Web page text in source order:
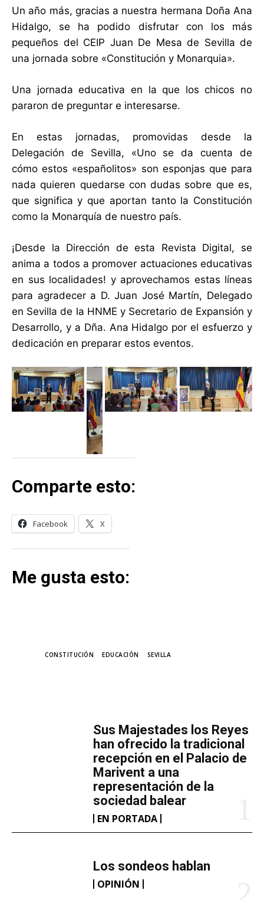
​Sus Majestades los Reyes
han ofrecido la tradicional
recepción en el Palacio de
Marivent​ a una
representación de la
sociedad balear
EN PORTADA
Los sondeos hablan
OPINIÓN
Un año más, gracias a nuestra hermana Doña Ana
Hidalgo, se ha podido disfrutar con los más
pequeños del CEIP Juan De Mesa de Sevilla de
una jornada sobre «Constitución y Monarquia».
Una jornada educativa en la que los chicos no
pararon de preguntar e interesarse.
En estas jornadas, promovidas desde la
Delegación de Sevilla, «Uno se da cuenta de
cómo estos «españolitos» son esponjas que para
nada quieren quedarse con dudas sobre que es,
que significa y que aportan tanto la Constitución
como la Monarquía de nuestro país.
¡Desde la Dirección de esta Revista Digital, se
anima a todos a promover actuaciones educativas
en sus localidades! y aprovechamos estas líneas
para agradecer a D. Juan José Martín, Delegado
en Sevilla de la HNME y Secretario de Expansión y
Desarrollo, y a Dña. Ana Hidalgo por el esfuerzo y
dedicación en preparar estos eventos.
Comparte esto:
Facebook X
Me gusta esto:
CONSTITUCIÓN EDUCACIÓN SEVILLA